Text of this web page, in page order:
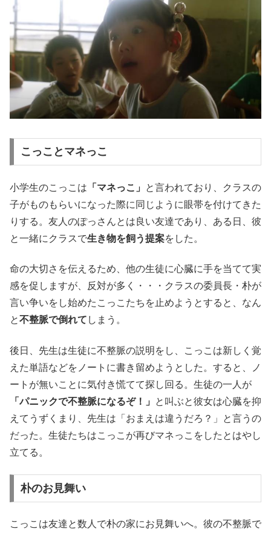
こっことマネっこ
小学生のこっこは 「マネっこ」
と言われており、クラスの
子がものもらいになった際に同じように眼帯を付けてきた
りする。友人のぽっさんとは良い友達であり、ある日、彼
と一緒にクラスで生き物を飼う提案をした。
命の大切さを伝えるため、他の生徒に心臓に手を当てて実
感を促しますが、反対が多く・・・クラスの委員長・朴が
言い争いをし始めたこっこたちを止めようとすると、なん
と不整脈で倒れて しまう。
後日、先生は生徒に不整脈の説明をし、こっこは新しく覚
えた単語などをノートに書き留めようとした。すると、ノ
ートが無いことに気付き慌てて探し回る。生徒の一人が
「パニックで不整脈になるぞ！」
と叫ぶと彼女は心臓を抑
えてうずくまり、先生は「おまえは違うだろ？」と言うの
だった。生徒たちはこっこが再びマネっこをしたとはやし
立てる。
朴のお見舞い
こっこは友達と数人で朴の家にお見舞いへ。彼の不整脈で